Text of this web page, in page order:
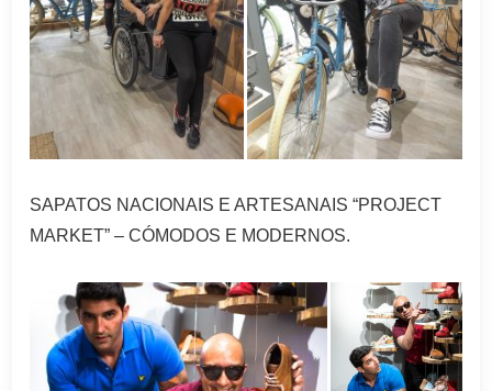
SAPATOS NACIONAIS E ARTESANAIS “PROJECT
MARKET” – CÓMODOS E MODERNOS.